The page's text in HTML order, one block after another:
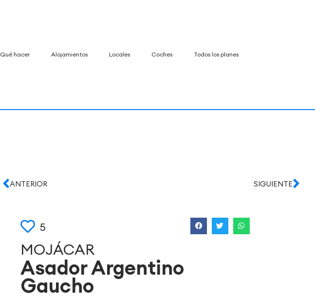
Qué hacer Alojamientos Locales Coches Todos los planes
ANTERIOR SIGUIENTE
5
MOJÁCAR
Asador Argentino
Gaucho